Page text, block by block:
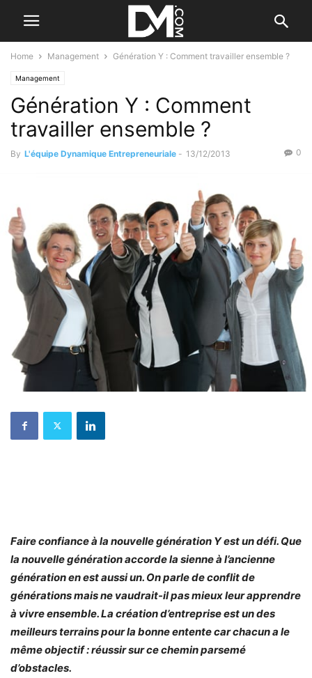
Home Management Génération Y : Comment travailler ensemble ?
Management
Génération Y : Comment
travailler ensemble ?
By L'équipe Dynamique Entrepreneuriale - 13/12/2013 0
Faire confiance à la nouvelle génération Y est un défi. Que
la nouvelle génération accorde la sienne à l’ancienne
génération en est aussi un. On parle de conflit de
générations mais ne vaudrait-il pas mieux leur apprendre
à vivre ensemble. La création d’entreprise est un des
meilleurs terrains pour la bonne entente car chacun a le
même objectif : réussir sur ce chemin parsemé
d’obstacles.